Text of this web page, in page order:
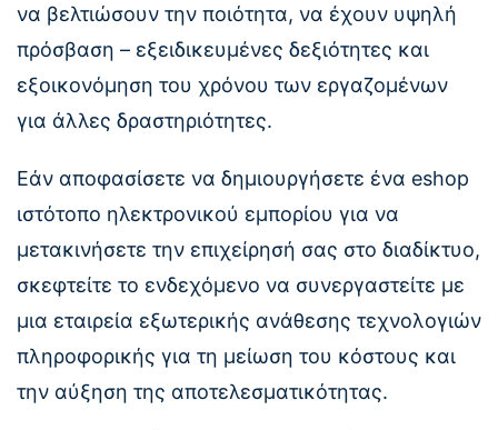
να βελτιώσουν την ποιότητα, να έχουν υψηλή
πρόσβαση – εξειδικευμένες δεξιότητες και
εξοικονόμηση του χρόνου των εργαζομένων
για άλλες δραστηριότητες.
Εάν αποφασίσετε να δημιουργήσετε ένα eshop
ιστότοπο ηλεκτρονικού εμπορίου για να
μετακινήσετε την επιχείρησή σας στο διαδίκτυο,
σκεφτείτε το ενδεχόμενο να συνεργαστείτε με
μια εταιρεία εξωτερικής ανάθεσης τεχνολογιών
πληροφορικής για τη μείωση του κόστους και
την αύξηση της αποτελεσματικότητας.